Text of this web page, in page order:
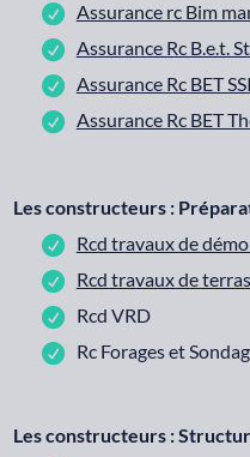
Assurance rc Bim
Assurance Rc B.e.t.
Assurance Rc BET SSI
Assurance Rc BET
Les constructeurs :
Rcd travaux de
Rcd travaux de
Rcd VRD
Rc Forages et
Les constructeurs :